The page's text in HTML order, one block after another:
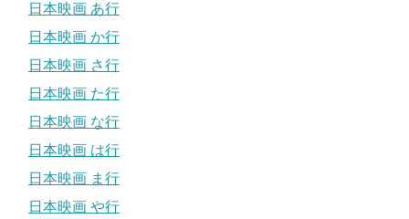
日本映画 あ行
日本映画 か行
日本映画 さ行
日本映画 た行
日本映画 な行
日本映画 は行
日本映画 ま行
日本映画 や行